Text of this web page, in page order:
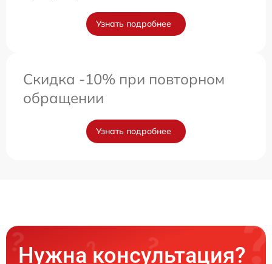
Узнать подробнее
Скидка -10% при повторном
обращении
Узнать подробнее
Нужна консультация?